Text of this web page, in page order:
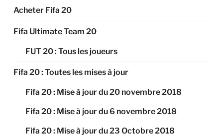
Acheter Fifa 20
Fifa Ultimate Team 20
FUT 20 : Tous les joueurs
Fifa 20 : Toutes les mises à jour
Fifa 20 : Mise à jour du 20 novembre 2018
Fifa 20 : Mise à jour du 6 novembre 2018
Fifa 20 : Mise à jour du 23 Octobre 2018